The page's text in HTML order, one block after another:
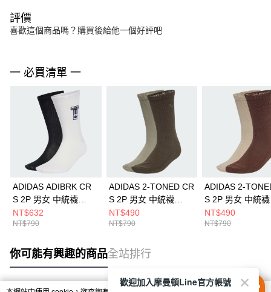
評價
喜歡這個商品嗎？購買後給他一個好評吧
一 必買清單 一
ADIDAS ADIBRK CR
S 2P 男女 中統襪
KD8395
NT$632
NT$790
ADIDAS 2-TONED CR
S 2P 男女 中統襪
JV6045
NT$490
NT$790
ADIDAS 2-
S 2P 男女 中統襪
JV6043
NT$490
NT$790
你可能有興趣的商品全站排行
歡迎加入摩曼頓Line官方帳號